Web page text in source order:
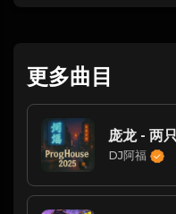
更多曲目
庞龙 - 两
DJ阿福